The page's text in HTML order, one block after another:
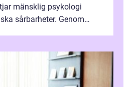
mänsklig psykologi
sårbarheter. Genom